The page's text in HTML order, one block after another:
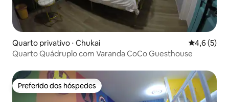
Quarto privativo ⋅ Chukai 4,6 de
4,6 (5)
Quarto Quádruplo com Varanda CoCo Guesthouse
Preferido dos hóspedes
Preferido dos hóspedes